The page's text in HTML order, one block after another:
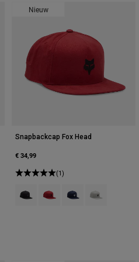
Nieuw
Snapbackcap Fox Head
€ 34,99
(1)
Product swatch type of Zwart/
Product swatch type of
Product swatch
Product